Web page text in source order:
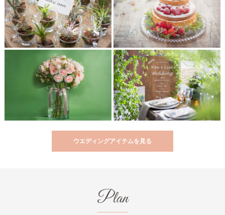
ウエディングアイテムを見る
Plan